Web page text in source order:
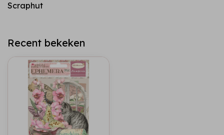
Scraphut
Recent bekeken